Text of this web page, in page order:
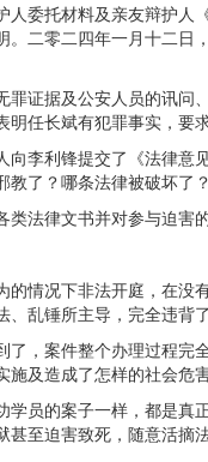
委托材料及亲友辩护
。二零二四年一月十二
证据及公安人员的讯
任长斌有犯罪事实，要
李利锋提交了《法律
了？哪条法律被破坏了
法律文书并对参与迫害
情况下非法开庭，在
乱锤所主导，完全违背
，案件整个办理过程
及造成了怎样的社会危害
员的案子一样，都是
至迫害致死，随意活摘